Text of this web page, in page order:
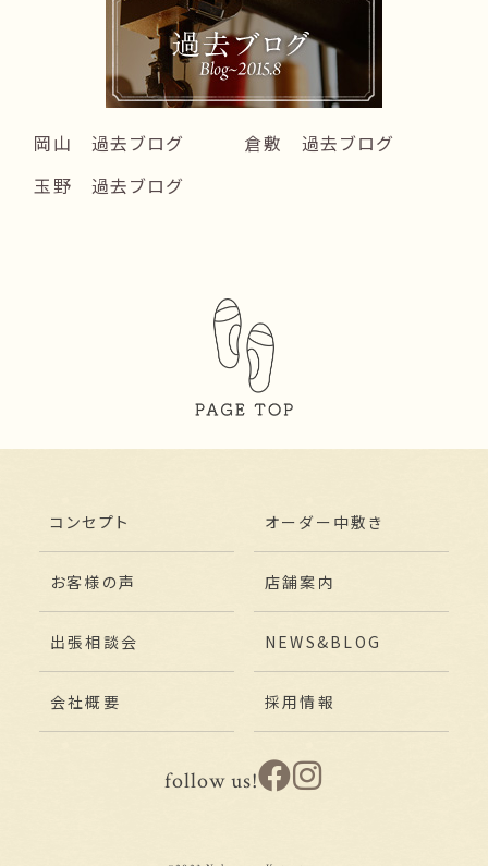
岡山 過去ブログ
倉敷 過去ブログ
玉野 過去ブログ
コンセプト オーダー中敷き
お客様の声 店舗案内
出張相談会 NEWS&BLOG
会社概要 採用情報
follow us!